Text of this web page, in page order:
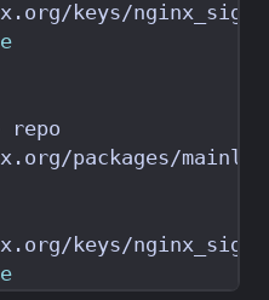
packages/